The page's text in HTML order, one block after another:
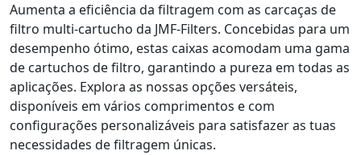
Aumenta a eficiência da filtragem com as carcaças de
filtro multi-cartucho da JMF-Filters. Concebidas para um
desempenho ótimo, estas caixas acomodam uma gama
de cartuchos de filtro, garantindo a pureza em todas as
aplicações. Explora as nossas opções versáteis,
disponíveis em vários comprimentos e com
configurações personalizáveis para satisfazer as tuas
necessidades de filtragem únicas.